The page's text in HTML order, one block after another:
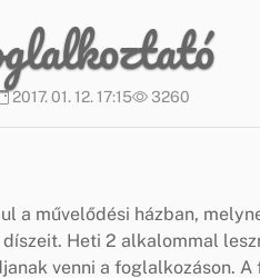
2017. 01. 12. 17:15 3260
a művelődési házban,
Heti 2 alkalommal
venni a foglalkozáson.